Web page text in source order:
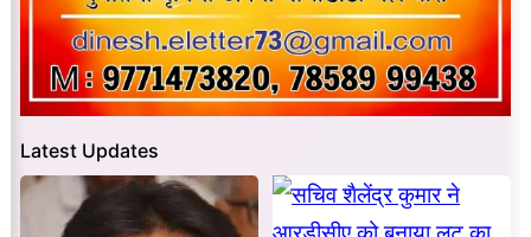
Latest Updates